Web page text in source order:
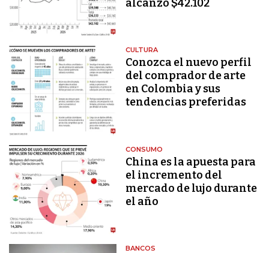
alcanzó $42.102
CULTURA
Conozca el nuevo perfil
del comprador de arte
en Colombia y sus
tendencias preferidas
CONSUMO
China es la apuesta para
el incremento del
mercado de lujo durante
el año
BANCOS